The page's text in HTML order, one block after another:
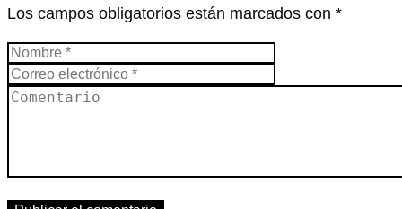
Los campos obligatorios están marcados con *